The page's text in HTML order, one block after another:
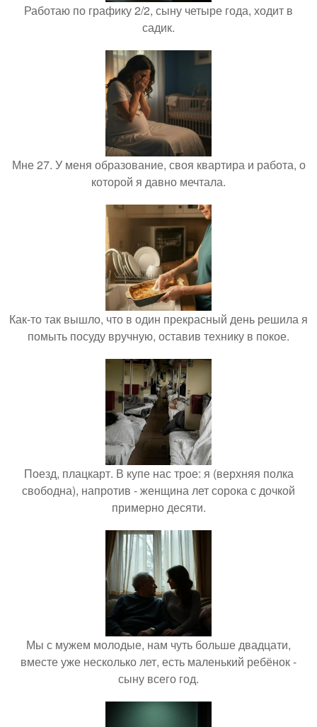
Работаю по графику 2/2, сыну четыре года, ходит в
садик.
Мне 27. У меня образование, своя квартира и работа, о
которой я давно мечтала.
Как-то так вышло, что в один прекрасный день решила я
помыть посуду вручную, оставив технику в покое.
Поезд, плацкарт. В купе нас трое: я (верхняя полка
свободна), напротив - женщина лет сорока с дочкой
примерно десяти.
Мы с мужем молодые, нам чуть больше двадцати,
вместе уже несколько лет, есть маленький ребёнок -
сыну всего год.